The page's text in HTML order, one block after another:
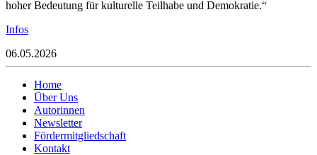
hoher Bedeutung für kulturelle Teilhabe und Demokratie.“
Infos
06.05.2026
Home
Über Uns
Autorinnen
Newsletter
Fördermitgliedschaft
Kontakt